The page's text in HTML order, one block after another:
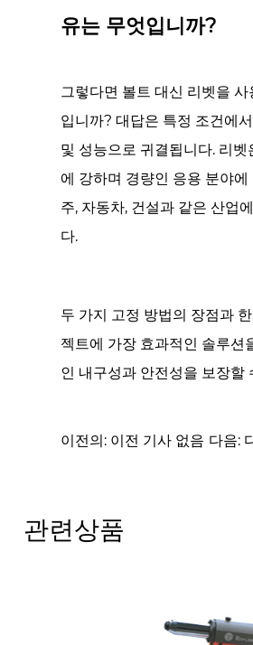
유는 무엇입니까?
그렇다면 볼트 대신 리벳을
입니까? 대답은 특정 조건에
및 성능으로 귀결됩니다. 리
에 강하며 경량인 응용 분야
주, 자동차, 건설과 같은 산업
다.
두 가지 고정 방법의 장점과
젝트에 가장 효과적인 솔루션
인 내구성과 안전성을 보장할
이전의: 이전 기사 없음 다음:
관련상품